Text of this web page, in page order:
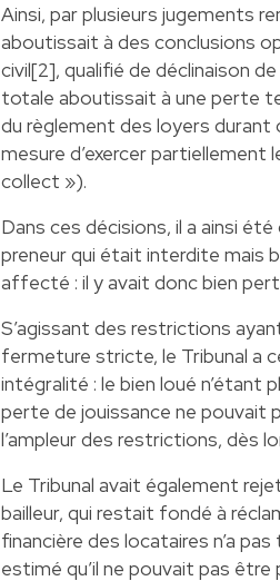
Ainsi, par plusieurs jugements
aboutissait à des conclusions
civil[2], qualifié de déclinaison
totale aboutissait à une perte
du règlement des loyers
mesure d’exercer partiellement
collect »).
Dans ces décisions, il a ainsi
preneur qui était interdite mais
affecté : il y avait donc bien
S’agissant des restrictions
fermeture stricte, le Tribunal a
intégralité : le bien loué n’étant
perte de jouissance ne pouvait
l’ampleur des restrictions, dès
Le Tribunal avait également
bailleur, qui restait fondé à
financière des locataires n’a
estimé qu’il ne pouvait pas